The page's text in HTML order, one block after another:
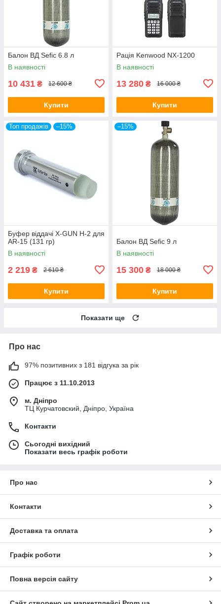
Балон ВД Sefic 6.8 л
В наявності
10 431 ₴ 12 600 ₴
Купити
Рація Kenwood NX-1200
В наявності
13 280 ₴ 16 000 ₴
Купити
Топ продажів –15%
Буфер віддачі X-GUN H-2 для
AR-15 (131 гр)
В наявності
2 219 ₴ 2 610 ₴
Купити
–15%
Балон ВД Sefic 9 л
В наявності
15 300 ₴ 18 000 ₴
Купити
Показати ще
Про нас
97% позитивних з 181 відгука за рік
Працює з 11.10.2013
м. Дніпро
ТЦ Курчатовский, Дніпро, Україна
Контакти
Сьогодні вихідний
Показати весь графік роботи
Про нас
Контакти
Доставка та оплата
Графік роботи
Повна версія сайту